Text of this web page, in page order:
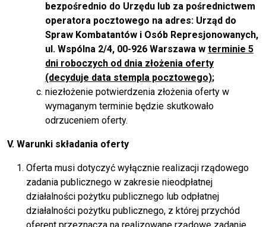
bezpośrednio do Urzędu lub za pośrednictwem
operatora pocztowego na adres: Urząd do
Spraw Kombatantów i Osób Represjonowanych,
ul. Wspólna 2/4, 00-926 Warszawa w terminie 5
dni roboczych od dnia złożenia oferty
(decyduje data stempla pocztowego);
niezłożenie potwierdzenia złożenia oferty w
wymaganym terminie będzie skutkowało
odrzuceniem oferty.
V. Warunki składania oferty
Oferta musi dotyczyć wyłącznie realizacji rządowego
zadania publicznego w zakresie nieodpłatnej
działalności pożytku publicznego lub odpłatnej
działalności pożytku publicznego, z której przychód